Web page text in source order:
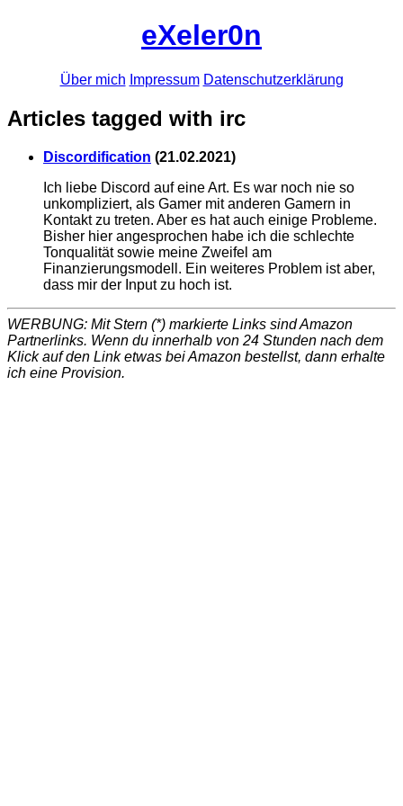
eXeler0n
Über mich Impressum Datenschutzerklärung
Articles tagged with irc
Discordification (21.02.2021)
Ich liebe Discord auf eine Art. Es war noch nie so
unkompliziert, als Gamer mit anderen Gamern in
Kontakt zu treten. Aber es hat auch einige Probleme.
Bisher hier angesprochen habe ich die schlechte
Tonqualität sowie meine Zweifel am
Finanzierungsmodell. Ein weiteres Problem ist aber,
dass mir der Input zu hoch ist.
WERBUNG: Mit Stern (*) markierte Links sind Amazon
Partnerlinks. Wenn du innerhalb von 24 Stunden nach dem
Klick auf den Link etwas bei Amazon bestellst, dann erhalte
ich eine Provision.